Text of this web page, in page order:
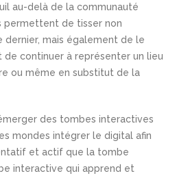
au-delà de la communauté
permettent de tisser non
mais également de le
de continuer à représenter un lieu
ou même en substitut de la
des tombes interactives
mondes intégrer le digital afin
et actif que la tombe
interactive qui apprend et